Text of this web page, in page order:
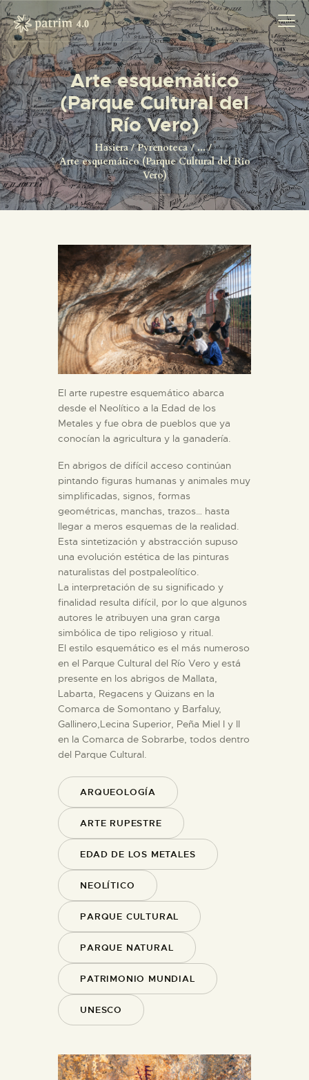
Arte esquemático
(Parque Cultural del
Río Vero)
Hasiera Pyrenoteca
...
Arte esquemático (Parque Cultural del Río
Vero)
HASIERA
PYRENOTECA 4.0
PROIEKTUAK
SAREA
KONTAKTUA
El arte rupestre esquemático abarca
desde el Neolítico a la Edad de los
Metales y fue obra de pueblos que ya
conocían la agricultura y la ganadería.
En abrigos de difícil acceso continúan
pintando figuras humanas y animales muy
simplificadas, signos, formas
geométricas, manchas, trazos… hasta
llegar a meros esquemas de la realidad.
Esta sintetización y abstracción supuso
una evolución estética de las pinturas
naturalistas del postpaleolítico.
La interpretación de su significado y
finalidad resulta difícil, por lo que algunos
autores le atribuyen una gran carga
simbólica de tipo religioso y ritual.
El estilo esquemático es el más numeroso
en el Parque Cultural del Río Vero y está
presente en los abrigos de Mallata,
Labarta, Regacens y Quizans en la
Comarca de Somontano y Barfaluy,
Gallinero,Lecina Superior, Peña Miel I y II
en la Comarca de Sobrarbe, todos dentro
del Parque Cultural.
ARQUEOLOGÍA
ARTE RUPESTRE
EDAD DE LOS METALES
NEOLÍTICO
PARQUE CULTURAL
PARQUE NATURAL
PATRIMONIO MUNDIAL
UNESCO